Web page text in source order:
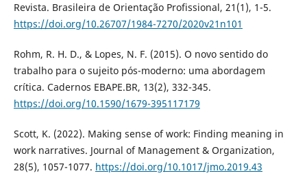
Revista. Brasileira de Orientação Profissional, 21(1), 1-5.
https://doi.org/10.26707/1984-7270/2020v21n101
Rohm, R. H. D., & Lopes, N. F. (2015). O novo sentido do
trabalho para o sujeito pós-moderno: uma abordagem
crítica. Cadernos EBAPE.BR, 13(2), 332-345.
https://doi.org/10.1590/1679-395117179
Scott, K. (2022). Making sense of work: Finding meaning in
work narratives. Journal of Management & Organization,
28(5), 1057-1077. https://doi.org/10.1017/jmo.2019.43